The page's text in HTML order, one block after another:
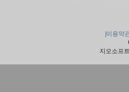
|이용약
지오소프